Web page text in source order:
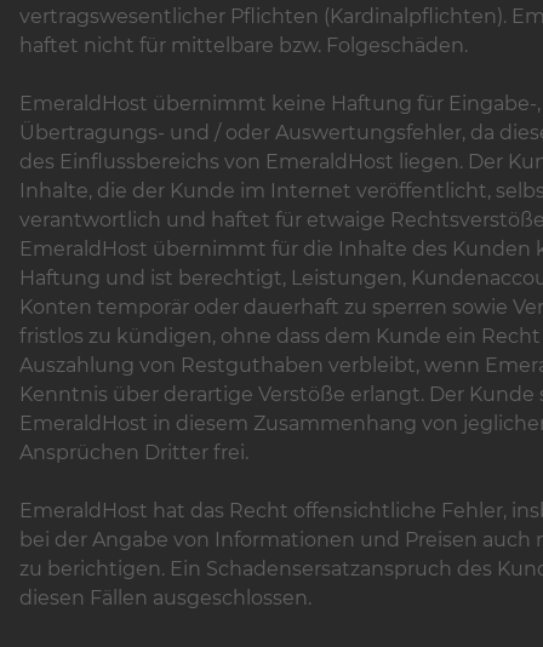
vertragswesentlicher Pflichten (Kardinalpflichten).
haftet nicht für mittelbare bzw. Folgeschäden.
EmeraldHost übernimmt keine Haftung für Eingabe-,
Übertragungs- und / oder Auswertungsfehler, da
des Einflussbereichs von EmeraldHost liegen. Der
Inhalte, die der Kunde im Internet veröffentlicht,
verantwortlich und haftet für etwaige
EmeraldHost übernimmt für die Inhalte des Kunden
Haftung und ist berechtigt, Leistungen,
Konten temporär oder dauerhaft zu sperren sowie
fristlos zu kündigen, ohne dass dem Kunde ein
Auszahlung von Restguthaben verbleibt, wenn
Kenntnis über derartige Verstöße erlangt. Der Kunde
EmeraldHost in diesem Zusammenhang von
Ansprüchen Dritter frei.
EmeraldHost hat das Recht offensichtliche Fehler,
bei der Angabe von Informationen und Preisen auch
zu berichtigen. Ein Schadensersatzanspruch des
diesen Fällen ausgeschlossen.